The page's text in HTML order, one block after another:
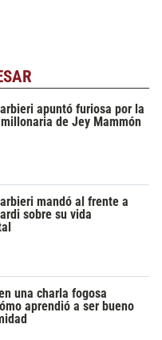
apuntó furiosa por la
de Jey Mammón
mandó al frente a
sobre su vida
una charla fogosa
aprendió a ser bueno